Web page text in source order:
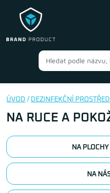
ÚVOD / DEZINFEKČNÍ
NA RUCE A
NA
NA